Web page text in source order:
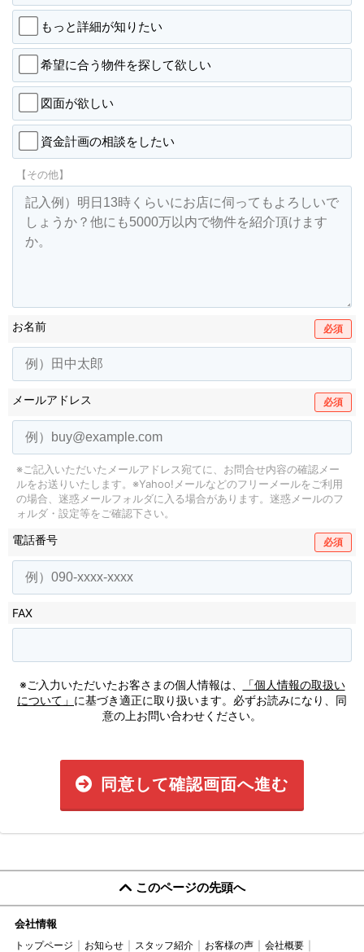
もっと詳細が知りたい
希望に合う物件を探して欲しい
図面が欲しい
資金計画の相談をしたい
【その他】
お名前 必須
メールアドレス 必須
※ご記入いただいたメールアドレス宛てに、お問合せ内容の確認メー
ルをお送りいたします。 ※Yahoo!メールなどのフリーメールをご利用
の場合、迷惑メールフォルダに入る場合があります。 迷惑メールのフ
ォルダ・設定等をご確認下さい。
電話番号 必須
FAX
※ご入力いただいたお客さまの個人情報は、
「個人情報の取扱い
について」 に基づき適正に取り扱います。必ずお読みになり、同
意の上お問い合わせください。
同意して確認画面へ進む
このページの先頭へ
会社情報
トップページ お知らせ スタッフ紹介 お客様の声
会社概要